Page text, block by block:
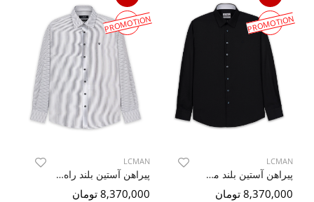
PROMOTION
LCMAN
پیراهن آستین بلند مشکی ال سی من 77
8,370,000 تومان
PROMOTION
LCMAN
پیراهن آستین بلند راه راه ال سی من 83
8,370,000 تومان